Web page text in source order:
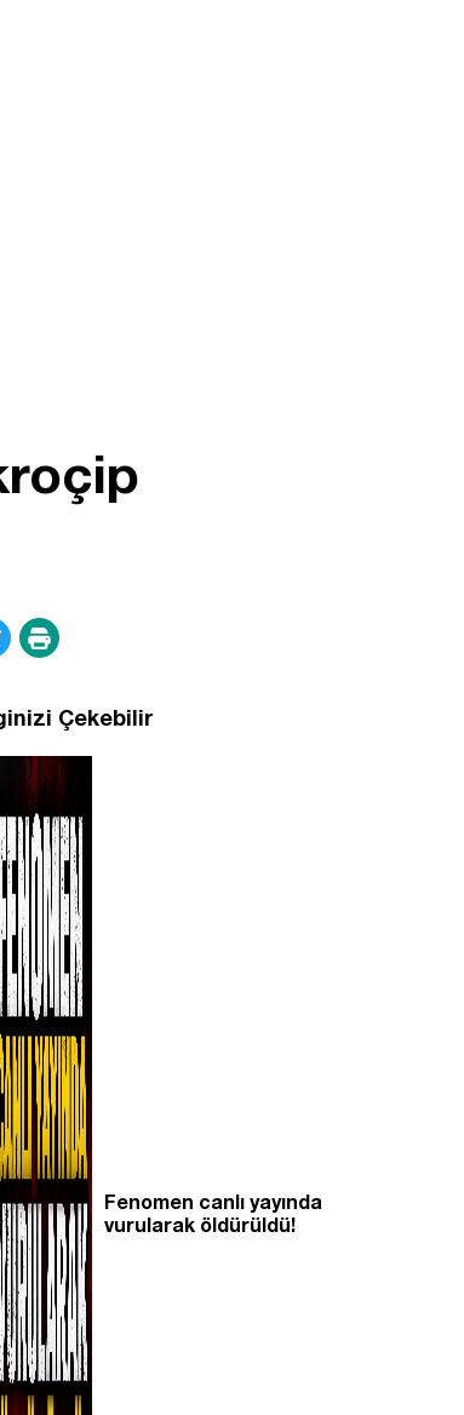
Çekebilir
Fenomen canlı yayında
vurularak öldürüldü!